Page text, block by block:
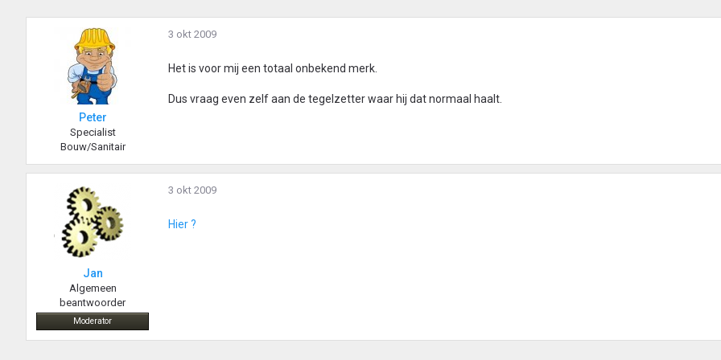
Peter
Specialist
Bouw/Sanitair
3 okt 2009
Het is voor mij een totaal onbekend merk.
Dus vraag even zelf aan de tegelzetter waar hij dat normaal haalt.
Jan
Algemeen
beantwoorder
Moderator
3 okt 2009
Hier ?